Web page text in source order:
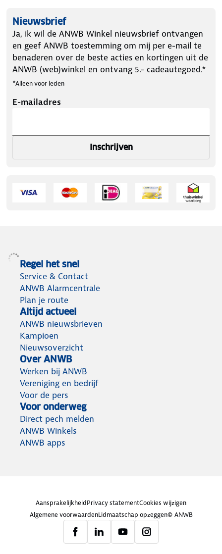
Nieuwsbrief
Ja, ik wil de ANWB Winkel nieuwsbrief ontvangen
en geef ANWB toestemming om mij per e-mail te
benaderen over de beste acties en kortingen uit de
ANWB (web)winkel en ontvang 5.- cadeautegoed.*
*Alleen voor leden
E-mailadres
Inschrijven
Regel het snel
Service & Contact
ANWB Alarmcentrale
Plan je route
Altijd actueel
ANWB nieuwsbrieven
Kampioen
Nieuwsoverzicht
Over ANWB
Werken bij ANWB
Vereniging en bedrijf
Voor de pers
Voor onderweg
Direct pech melden
ANWB Winkels
ANWB apps
AansprakelijkheidPrivacy statementCookies wijzigen
Algemene voorwaardenLidmaatschap opzeggen© ANWB